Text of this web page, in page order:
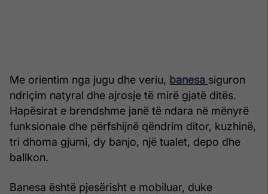
Me orientim nga jugu dhe veriu, banesa siguron
ndriçim natyral dhe ajrosje të mirë gjatë ditës.
Hapësirat e brendshme janë të ndara në mënyrë
funksionale dhe përfshijnë qëndrim ditor, kuzhinë,
tri dhoma gjumi, dy banjo, një tualet, depo dhe
ballkon.
Banesa është pjesërisht e mobiluar, duke